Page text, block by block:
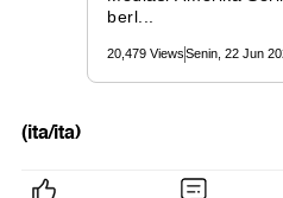
(ita/ita)